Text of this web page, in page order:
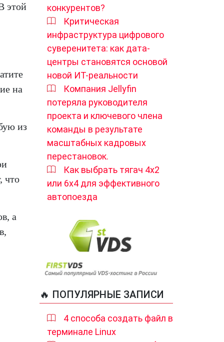
этой
на
из
что
а
конкурентов?
Критическая
инфраструктура цифрового
суверенитета: как дата-
центры становятся основой
новой ИТ-реальности
Компания Jellyfin
потеряла руководителя
проекта и ключевого члена
команды в результате
масштабных кадровых
перестановок.
Как выбрать тягач 4х2
или 6х4 для эффективного
автопоезда
🔥 ПОПУЛЯРНЫЕ ЗАПИСИ
4 способа создать файл в
терминале Linux